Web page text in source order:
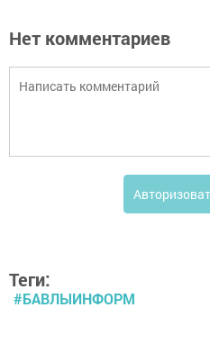
Нет комментариев
Теги:
#БАВЛЫИНФОРМ